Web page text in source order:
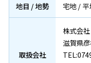
地目 / 地勢 宅地 / 平
取扱会社
株式会
滋賀県